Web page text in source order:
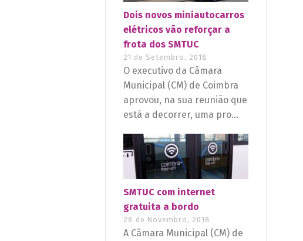
Dois novos miniautocarros
elétricos vão reforçar a
frota dos SMTUC
21 de Setembro, 2018
O executivo da Câmara
Municipal (CM) de Coimbra
aprovou, na sua reunião que
está a decorrer, uma pro...
SMTUC com internet
gratuita a bordo
28 de Novembro, 2018
A Câmara Municipal (CM) de